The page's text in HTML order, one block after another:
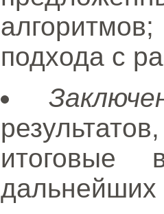
подхода с
итоговые
дальнейших